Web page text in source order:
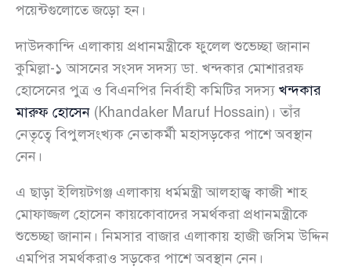
পয়েন্টগুলোতে জড়ো হন।
দাউদকান্দি এলাকায় প্রধানমন্ত্রীকে ফুলেল শুভেচ্ছা জানান
কুমিল্লা-১ আসনের সংসদ সদস্য ডা. খন্দকার মোশাররফ
হোসেনের পুত্র ও বিএনপির নির্বাহী কমিটির সদস্য খন্দকার
মারুফ হোসেন (Khandaker Maruf Hossain)। তাঁর
নেতৃত্বে বিপুলসংখ্যক নেতাকর্মী মহাসড়কের পাশে অবস্থান
নেন।
এ ছাড়া ইলিয়টগঞ্জ এলাকায় ধর্মমন্ত্রী আলহাজ্ব কাজী শাহ
মোফাজ্জল হোসেন কায়কোবাদের সমর্থকরা প্রধানমন্ত্রীকে
শুভেচ্ছা জানান। নিমসার বাজার এলাকায় হাজী জসিম উদ্দিন
এমপির সমর্থকরাও সড়কের পাশে অবস্থান নেন।